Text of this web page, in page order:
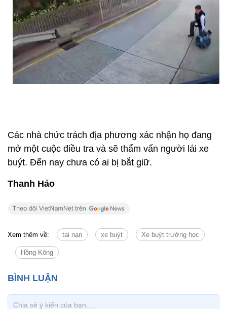
Các nhà chức trách địa phương xác nhận họ đang
mở một cuộc điều tra và sẽ thẩm vấn người lái xe
buýt. Đến nay chưa có ai bị bắt giữ.
Thanh Hảo
Xem thêm về: tai nạn xe buýt Xe buýt trường học
Hồng Kông